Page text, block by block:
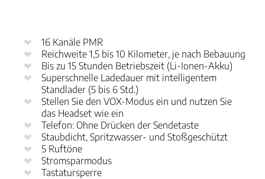
16 Kanäle PMR
Reichweite 1,5 bis 10 Kilometer, je nach Bebauung
Bis zu 15 Stunden Betriebszeit (Li-Ionen-Akku)
Superschnelle Ladedauer mit intelligentem
Standlader (5 bis 6 Std.)
Stellen Sie den VOX-Modus ein und nutzen Sie
das Headset wie ein
Telefon: Ohne Drücken der Sendetaste
Staubdicht, Spritzwasser- und Stoßgeschützt
5 Ruftöne
Stromsparmodus
Tastatursperre